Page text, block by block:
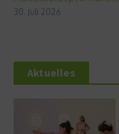
30. Juli 2026
Aktuelles